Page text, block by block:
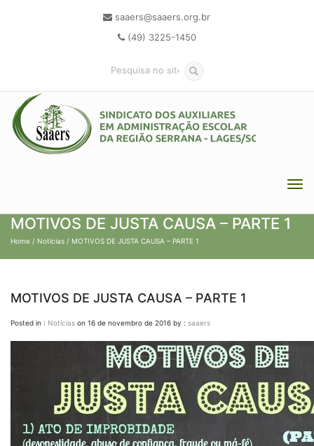
saaers@saaers.org.br
(49) 3225-1450
MOTIVOS DE JUSTA CAUSA – PARTE 1
Home / Notícias / MOTIVOS DE JUSTA CAUSA – PARTE 1
MOTIVOS DE JUSTA CAUSA – PARTE 1
Posted in : Notícias on 16 de novembro de 2016 by : saaers